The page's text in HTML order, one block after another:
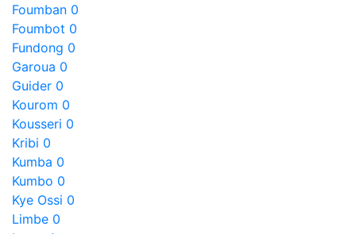
Foumban 0
Foumbot 0
Fundong 0
Garoua 0
Guider 0
Kourom 0
Kousseri 0
Kribi 0
Kumba 0
Kumbo 0
Kye Ossi 0
Limbe 0